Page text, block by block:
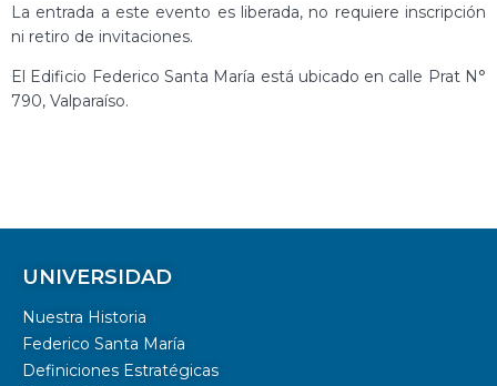
La entrada a este evento es liberada, no requiere inscripción
ni retiro de invitaciones.
El Edificio Federico Santa María está ubicado en calle Prat N°
790, Valparaíso.
UNIVERSIDAD
Nuestra Historia
Federico Santa María
Definiciones Estratégicas